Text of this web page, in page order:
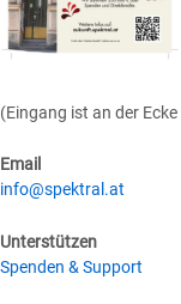
(Eingang ist an der
Email
info@spektral.at
Unterstützen
Spenden & Support